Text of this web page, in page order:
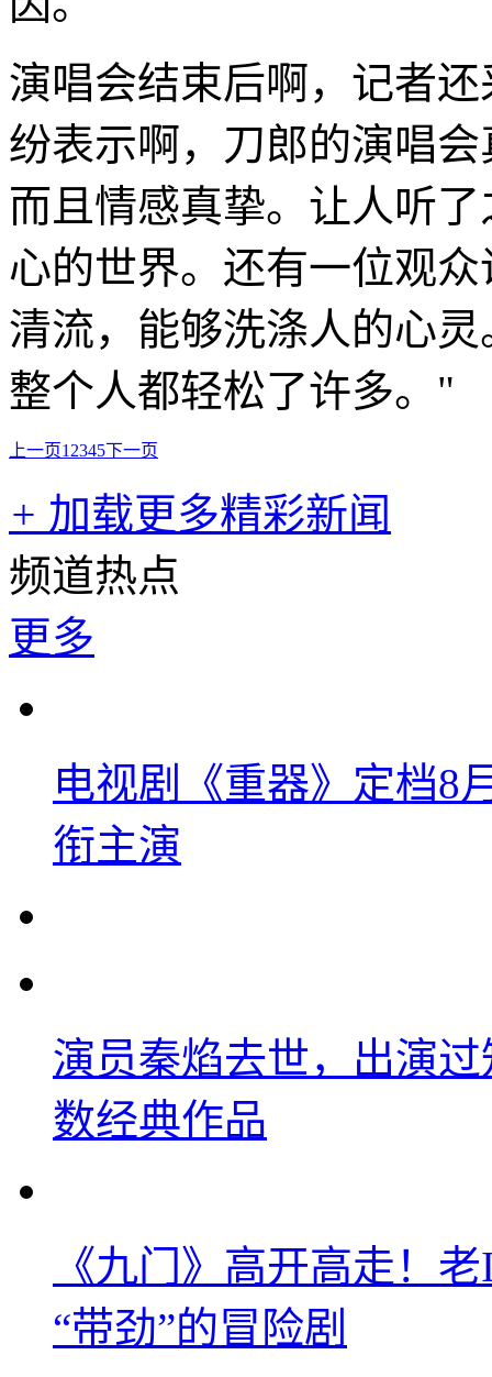
演唱会结束后啊，记者
纷表示啊，刀郎的演唱
而且情感真挚。让人听
心的世界。还有一位观
清流，能够洗涤人的心
整个人都轻松了许多。"
上一页1 2345下一页
+ 加载更多精彩新闻
频道热点
更多
电视剧《重器》定档8
衔主演
演员秦焰去世，出演
数经典作品
《九门》高开高走！
“带劲”的冒险剧